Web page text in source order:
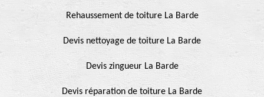
Rehaussement de toiture La Barde
Devis nettoyage de toiture La Barde
Devis zingueur La Barde
Devis réparation de toiture La Barde